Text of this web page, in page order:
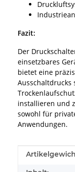
Fazit:
Der
einsetzbares
bietet eine
Ausschaltdrucks
installieren und
sowohl für
Anwendungen.
Wert